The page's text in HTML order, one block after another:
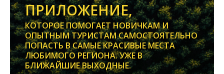
ПРИЛОЖЕНИЕ,
КОТОРОЕ ПОМОГАЕТ НОВИЧКАМ И
ОПЫТНЫМ ТУРИСТАМ САМОСТОЯТЕЛЬНО
ПОПАСТЬ В САМЫЕ КРАСИВЫЕ МЕСТА
ЛЮБИМОГО РЕГИОНА. УЖЕ В
БЛИЖАЙШИЕ ВЫХОДНЫЕ.